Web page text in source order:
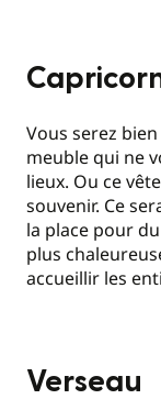
Vous serez
meuble qui ne
lieux. Ou ce
souvenir. Ce
la place pour
plus
accueillir les
Verseau